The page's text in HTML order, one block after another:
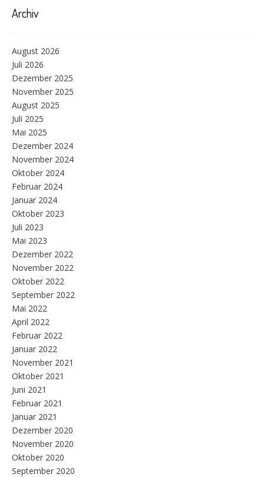
Archiv
August 2026
Juli 2026
Dezember 2025
November 2025
August 2025
Juli 2025
Mai 2025
Dezember 2024
November 2024
Oktober 2024
Februar 2024
Januar 2024
Oktober 2023
Juli 2023
Mai 2023
Dezember 2022
November 2022
Oktober 2022
September 2022
Mai 2022
April 2022
Februar 2022
Januar 2022
November 2021
Oktober 2021
Juni 2021
Februar 2021
Januar 2021
Dezember 2020
November 2020
Oktober 2020
September 2020